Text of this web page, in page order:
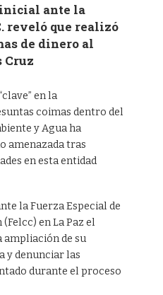
ante la
reveló que realizó
de dinero al
Cruz
en la
coimas dentro del
y Agua ha
amenazada tras
en esta entidad
la Fuerza Especial de
en La Paz el
de su
y denunciar las
durante el proceso